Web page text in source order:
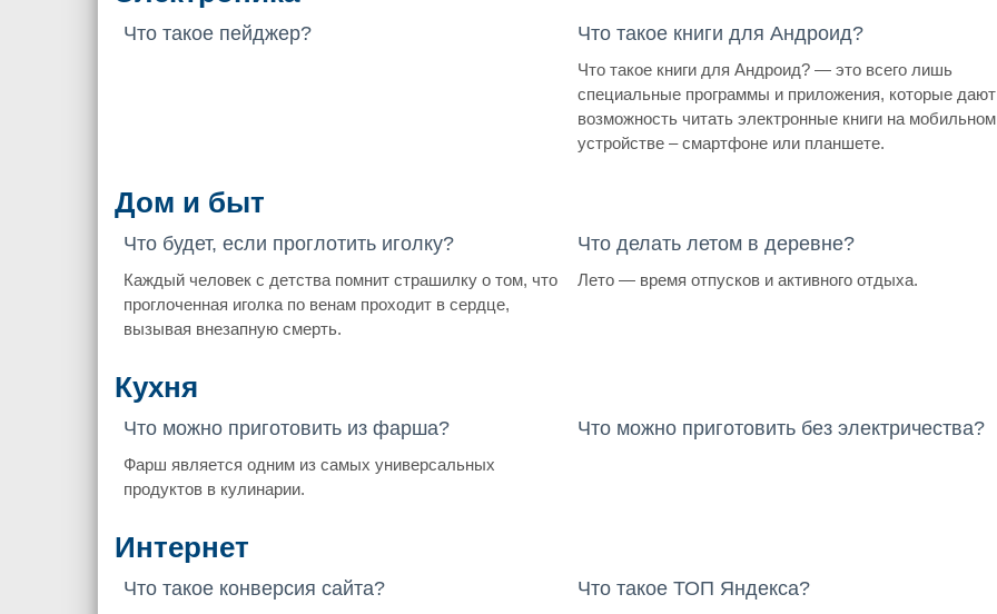
Что такое пейджер? Что такое книги для Андроид?
Что такое книги для Андроид? — это всего лишь
специальные программы и приложения, которые дают
возможность читать электронные книги на мобильном
устройстве – смартфоне или планшете.
Дом и быт
Что будет, если проглотить иголку?
Каждый человек с детства помнит страшилку о том, что
проглоченная иголка по венам проходит в сердце,
вызывая внезапную смерть.
Что делать летом в деревне?
Лето — время отпусков и активного отдыха.
Кухня
Что можно приготовить из фарша?
Фарш является одним из самых универсальных
продуктов в кулинарии.
Что можно приготовить без электричества?
Интернет
Что такое конверсия сайта? Что такое ТОП Яндекса?